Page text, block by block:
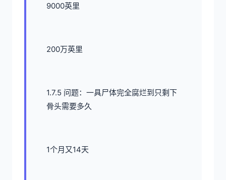
9000英里
200万英里
1.7.5 问题：一具尸体完全腐烂到只剩下
骨头需要多久
1个月又14天